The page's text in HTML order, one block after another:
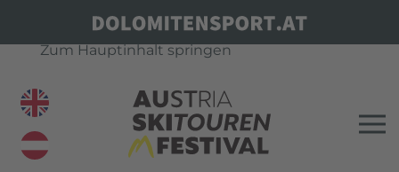
Zum Hauptinhalt springen